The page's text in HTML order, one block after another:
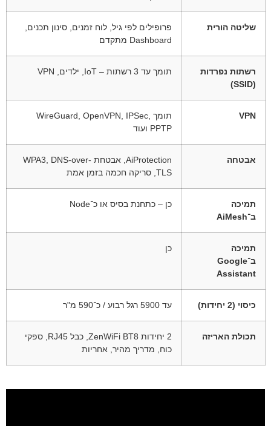
שליטה הורית
פרופילים לפי גיל, לוח זמנים, סינון תכנים,
Dashboard מתקדם
רשתות נפרדות
(SSID)
תומך עד 3 רשתות – IoT, ילדים, VPN
VPN
תומך WireGuard, OpenVPN, IPSec,
PPTP ועוד
אבטחה
AiProtection, אבטחת WPA3, DNS-over-
TLS, סריקה חכמה בזמן אמת
תמיכה
ב־AiMesh
כן – כתחנת בסיס או כ־Node
תמיכה
ב־Google
Assistant
כן
כיסוי (2 יחידות) עד 5900 רגל רבוע / כ־590 מ"ר
תכולת האריזה
2 יחידות ZenWiFi BT8, כבל RJ45, ספקי
כוח, מדריך מהיר, אחריות